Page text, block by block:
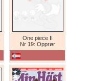
One piece II
Nr 19: Opprør